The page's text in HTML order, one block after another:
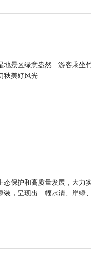
地景区绿意盎然，游客乘坐
秋美好风光
态保护和高质量发展，大力
装，呈现出一幅水清、岸绿